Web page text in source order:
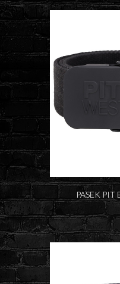
PASEK PIT